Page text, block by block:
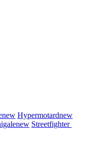
new Hypermotardnew
new Streetfighter